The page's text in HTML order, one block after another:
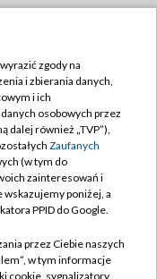
zgody na
i zbierania danych,
i ich
osobowych przez
dalej również „TVP”),
Zaufanych
(w tym do
zainteresowań i
poniżej, a
PPID do Google.
przez Ciebie naszych
w tym informacje
cookie, sygnalizatory